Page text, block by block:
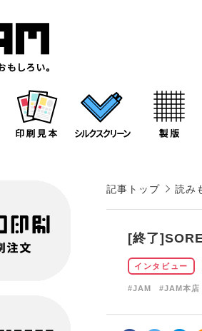
記事トップ 読み
[終了
インタビュー
#JAM #JAM本店